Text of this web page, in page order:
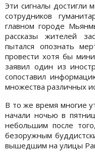
Эти сигналы достигли
сотрудников
главном городе
рассказы жителей
пытался опознать
провести хотя бы
заявил один из
сопоставил
множества различных
В то же время многие
начали ночью в
небольшим после
безоружным
вышедшим на улицы